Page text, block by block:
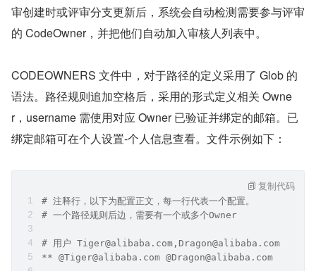
审创建时或评审分支更新后，系统会自动检测需要参与评审
的 CodeOwner，并把他们自动加入审核人列表中。
CODEOWNERS 文件中，对于路径的定义采用了 Glob 的
语法。路径规则追加空格后，采用的形式定义相关 Owne
r，username 需使用对应 Owner 已验证并绑定的邮箱。已
绑定邮箱可在个人设置-个人信息查看。文件示例如下：
# 注释行，以下为配置正文，每一行代表一个配置。
# 一个路径规则后边，需要有一个或多个Owner
# 用户 Tiger@alibaba.com,Dragon@alibaba.com 作为所
** @Tiger@alibaba.com @Dragon@alibaba.com
复制代码